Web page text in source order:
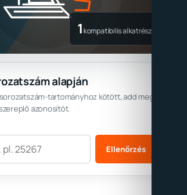
1kompatibilis alkatrész
alapján
tartományhoz kötött, add meg
azonosítót.
Ellenőrzés